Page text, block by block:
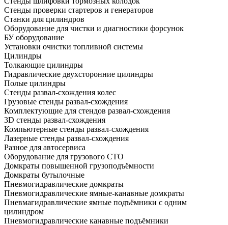
Стенды проверки стартеров и генераторов
Станки для цилиндров
Оборудование для чистки и диагностики форсунок
БУ оборудование
Установки очистки топливной системы
Цилиндры
Толкающие цилиндры
Гидравлические двухсторонние цилиндры
Полые цилиндры
Стенды развал-схождения колес
Грузовые стенды развал-схождения
Комплектующие для стендов развал-схождения
3D стенды развал-схождения
Компьютерные стенды развал-схождения
Лазерные стенды развал-схождения
Разное для автосервиса
Оборудование для грузового СТО
Домкраты повышенной грузоподъёмности
Домкраты бутылочные
Пневмогидравлические домкраты
Пневмогидравлические ямные-канавные домкраты
Пневмагидравлические ямные подъёмники с одним
цилиндром
Пневмогидравлические канавные подъёмники